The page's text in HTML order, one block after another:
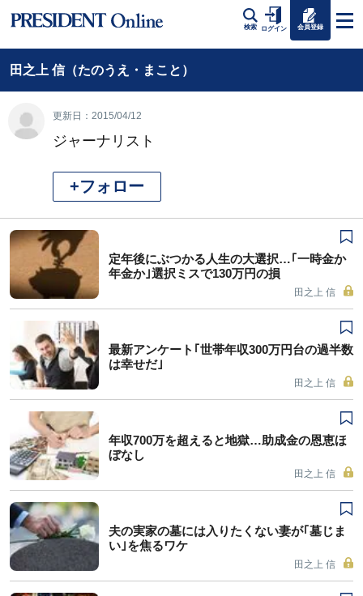
検索 ログイン 会員登録
田之上 信（たのうえ・まこと）
更新日：2015/04/12
ジャーナリスト
+フォロー
定年後にぶつかる人生の大選択…｢一時金か
年金か｣選択ミスで130万円の損
田之上 信
最新アンケート｢世帯年収300万円台の過半数
は幸せだ｣
田之上 信
年収700万を超えると地獄…助成金の恩恵ほ
ぼなし
田之上 信
夫の実家の墓には入りたくない妻が｢墓じま
い｣を焦るワケ
田之上 信